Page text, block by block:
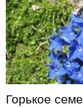
Горькое